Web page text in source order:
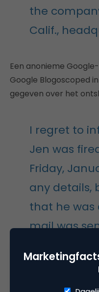
the
Calif.,
Een anonieme
Google Blogoscoped
gegeven over het
I regret to
Jen was
Friday,
any details,
that he was
mail was
company,
the matter